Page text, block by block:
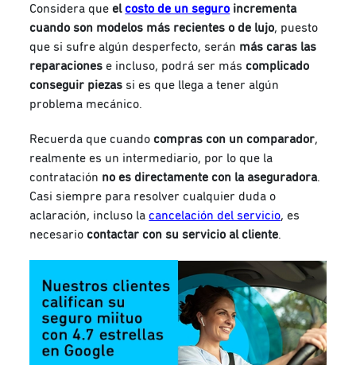
Considera queelcosto de un seguro incrementa
cuando son modelos más recientes o de lujo, puesto
que si sufre algún desperfecto, serán más caras las
reparaciones e incluso, podrá ser máscomplicado
conseguir piezas si es que llega a tener algún
problema mecánico.
Recuerda que cuandocompras con un comparador,
realmente es un intermediario, por lo que la
contratación no es directamente con la aseguradora.
Casi siempre para resolver cualquier duda o
aclaración, incluso lacancelación del servicio, es
necesariocontactar con su servicio al cliente.